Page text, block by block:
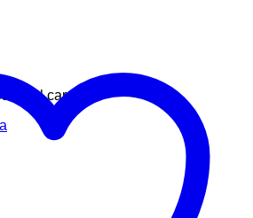
en el carrito.